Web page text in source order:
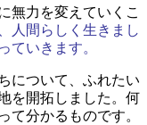
無力を変えていくこ
人間らしく生きまし
ていきます。
について、ふれたい
を開拓しました。何
て分かるものです。